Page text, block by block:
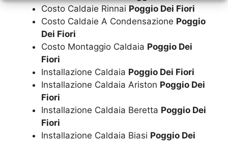
Costo Caldaie Rinnai Poggio Dei Fiori
Costo Caldaie A Condensazione Poggio
Dei Fiori
Costo Montaggio Caldaia Poggio Dei
Fiori
Installazione Caldaia Poggio Dei Fiori
Installazione Caldaia Ariston Poggio Dei
Fiori
Installazione Caldaia Beretta Poggio Dei
Fiori
Installazione Caldaia Biasi Poggio Dei